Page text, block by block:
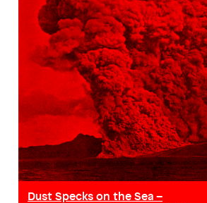
Dust Specks on the Sea –